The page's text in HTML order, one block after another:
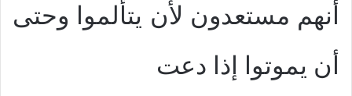
أنهم مستعدون لأن يتألموا وحتى
أن يموتوا إذا دعت